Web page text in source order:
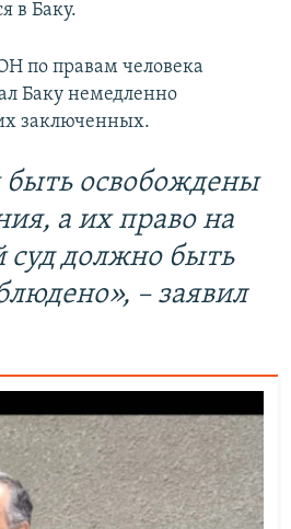
в Баку.
по правам человека
Баку немедленно
заключенных.
освобождены
а их право на
суд должно быть
– заявил